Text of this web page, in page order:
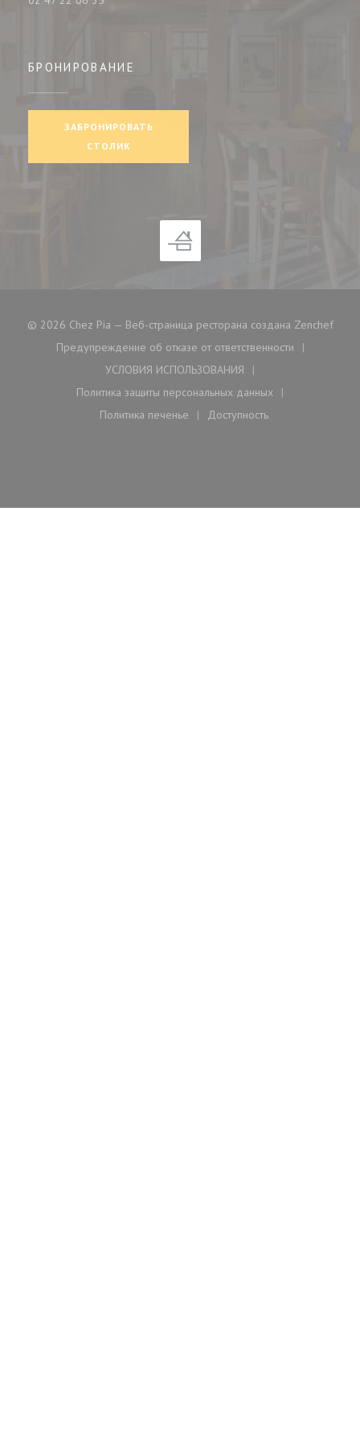
БРОНИРОВАНИЕ
ЗАБРОНИРОВАТЬ
СТОЛИК
© 2026 Chez Pia — Веб-страница ресторана создана Zenchef
Предупреждение об отказе от ответственности
((открывается в новом окне))
УСЛОВИЯ ИСПОЛЬЗОВАНИЯ
((открывается в новом окне))
Политика защиты персональных данных
((открывается в новом окне))
Политика печенье
((открывается в новом окне))
Доступность